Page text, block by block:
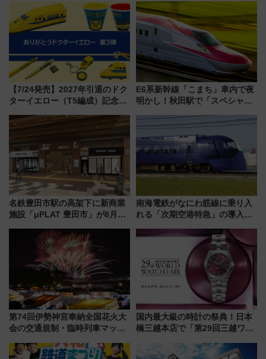
【7/24発売】2027年引退のドク
ターイエロー（T5編成）記念グ
送の目覚まし時計など通販・販
売店舗まとめ
E6系新幹線「こまち」車内で夜
明かし！秋田駅で「スペシャル
法は？
名鉄豊田市駅の高架下に新商業
施設「μPLAT 豊田市」が8月26
たな玄関口へ
南海電鉄がなにわ筋線に乗り入
れる「次期空港特急」の導入を
日本初の鉄道デザイン
第74回伊勢神宮奉納全国花火大
会の交通規制・臨時列車マッ
セス
国内最大級の時計の祭典！日本
橋三越本店で「第29回三越ワー
【2026年8月5日～25日】